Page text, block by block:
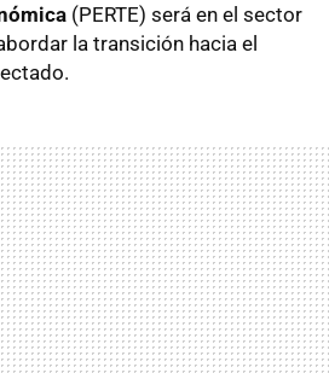
(PERTE) será en el sector
la transición hacia el